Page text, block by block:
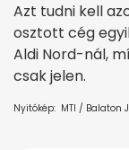
Azt tudni kell
osztott cég
Aldi Nord-nál,
csak jelen.
Nyitókép: MTI / Balaton